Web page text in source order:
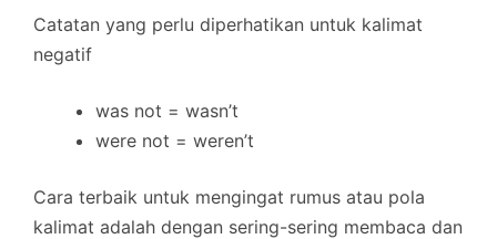
Catatan yang perlu diperhatikan untuk kalimat
negatif
was not = wasn’t
were not = weren’t
Cara terbaik untuk mengingat rumus atau pola
kalimat adalah dengan sering-sering membaca dan